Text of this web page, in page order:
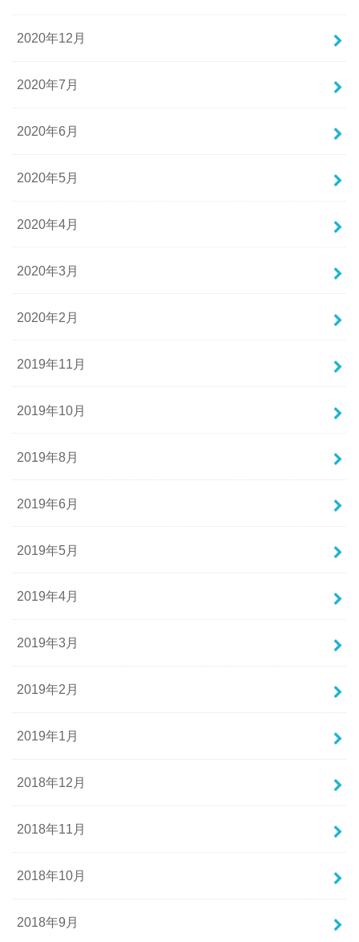
2020年12月
2020年7月
2020年6月
2020年5月
2020年4月
2020年3月
2020年2月
2019年11月
2019年10月
2019年8月
2019年6月
2019年5月
2019年4月
2019年3月
2019年2月
2019年1月
2018年12月
2018年11月
2018年10月
2018年9月